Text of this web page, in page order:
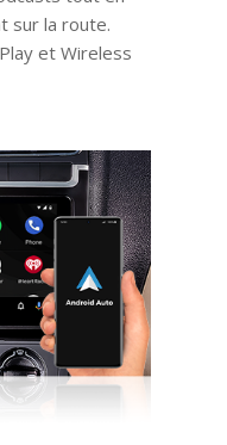
sur la route.
et Wireless